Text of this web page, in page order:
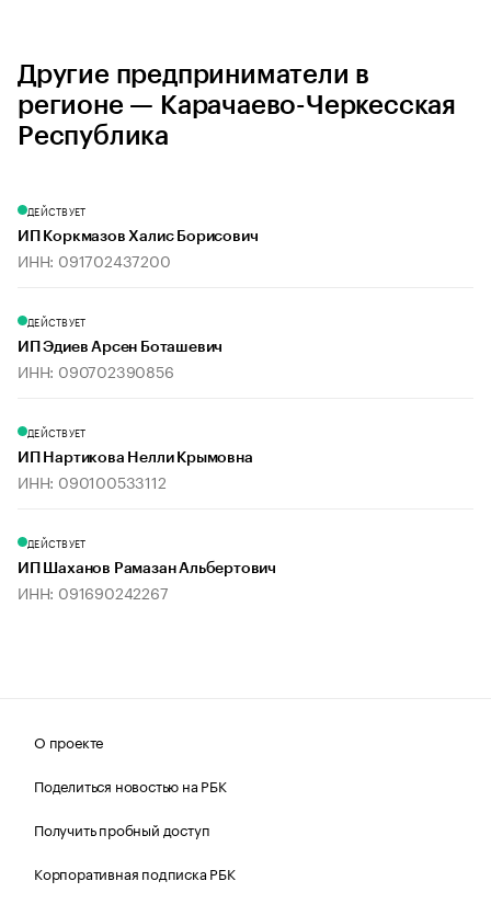
Другие предприниматели в
регионе — Карачаево-Черкесская
Республика
ДЕЙСТВУЕТ
ИП Коркмазов Халис Борисович
ИНН: 091702437200
ДЕЙСТВУЕТ
ИП Эдиев Арсен Боташевич
ИНН: 090702390856
ДЕЙСТВУЕТ
ИП Нартикова Нелли Крымовна
ИНН: 090100533112
ДЕЙСТВУЕТ
ИП Шаханов Рамазан Альбертович
ИНН: 091690242267
О проекте
Поделиться новостью на РБК
Получить пробный доступ
Корпоративная подписка РБК